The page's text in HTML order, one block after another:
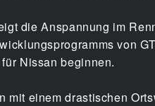
die Anspannung im
von
Nissan beginnen.
mit einem drastischen